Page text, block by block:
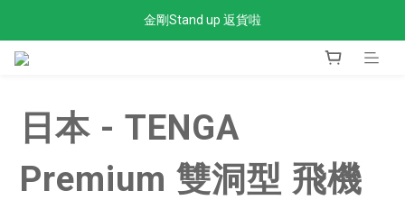
全單滿$300免運費
金剛Stand up 返貨啦
日本 - TENGA
Premium 雙洞型 飛機